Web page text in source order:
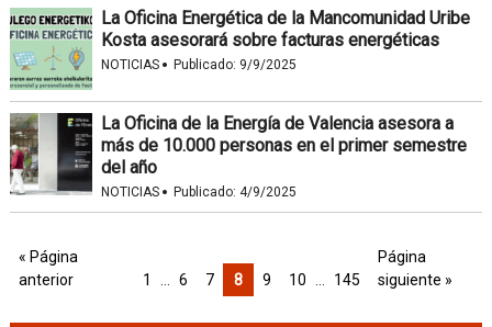
La Oficina Energética de la Mancomunidad Uribe
Kosta asesorará sobre facturas energéticas
NOTICIAS · Publicado: 9/9/2025
La Oficina de la Energía de Valencia asesora a
más de 10.000 personas en el primer semestre
del año
NOTICIAS · Publicado: 4/9/2025
« Página
anterior
1 6 7 8 9 10 145
Página
siguiente »